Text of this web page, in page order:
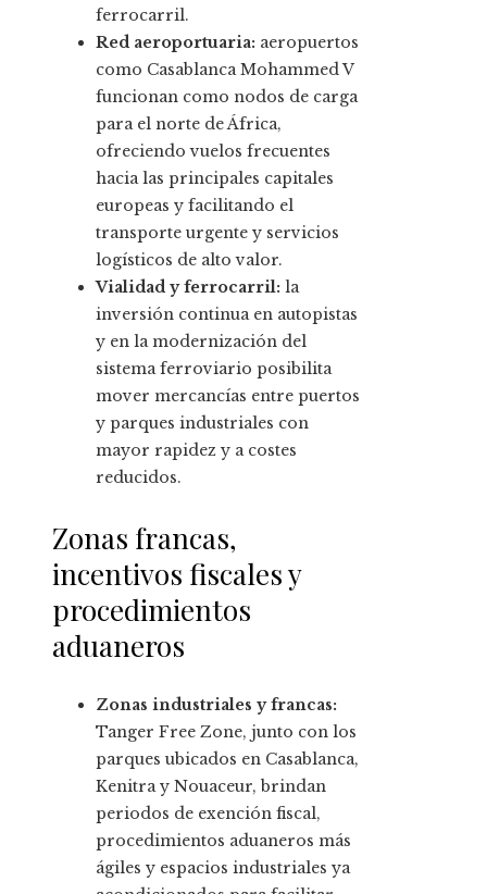
ferrocarril.
Red aeroportuaria: aeropuertos
como Casablanca Mohammed V
funcionan como nodos de carga
para el norte de África,
ofreciendo vuelos frecuentes
hacia las principales capitales
europeas y facilitando el
transporte urgente y servicios
logísticos de alto valor.
Vialidad y ferrocarril: la
inversión continua en autopistas
y en la modernización del
sistema ferroviario posibilita
mover mercancías entre puertos
y parques industriales con
mayor rapidez y a costes
reducidos.
Zonas francas,
incentivos fiscales y
procedimientos
aduaneros
Zonas industriales y francas:
Tanger Free Zone, junto con los
parques ubicados en Casablanca,
Kenitra y Nouaceur, brindan
periodos de exención fiscal,
procedimientos aduaneros más
ágiles y espacios industriales ya